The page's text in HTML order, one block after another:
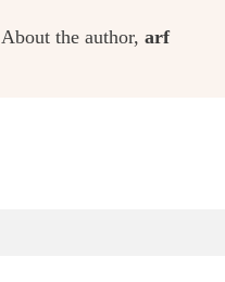
About the author, arf